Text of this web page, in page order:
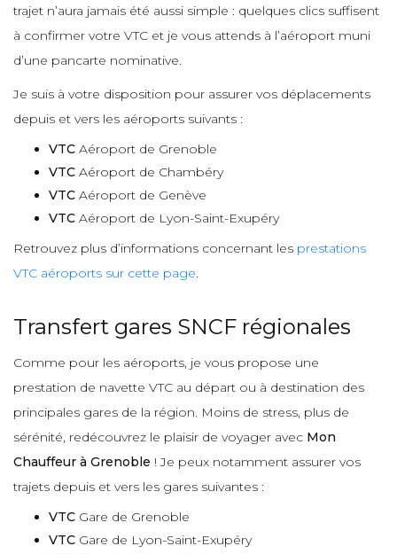
trajet n’aura jamais été aussi simple : quelques clics suffisent
à confirmer votre VTC et je vous attends à l’aéroport muni
d’une pancarte nominative.
Je suis à votre disposition pour assurer vos déplacements
depuis et vers les aéroports suivants :
VTC Aéroport de Grenoble
VTC Aéroport de Chambéry
VTC Aéroport de Genève
VTC Aéroport de Lyon-Saint-Exupéry
Retrouvez plus d’informations concernant les prestations
VTC aéroports sur cette page.
Transfert gares SNCF régionales
Comme pour les aéroports, je vous propose une
prestation de navette VTC au départ ou à destination des
principales gares de la région. Moins de stress, plus de
sérénité, redécouvrez le plaisir de voyager avec Mon
Chauffeur à Grenoble ! Je peux notamment assurer vos
trajets depuis et vers les gares suivantes :
VTC Gare de Grenoble
VTC Gare de Lyon-Saint-Exupéry